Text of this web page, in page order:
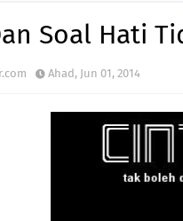
Soal Hati
Ahad, Jun 01, 2014